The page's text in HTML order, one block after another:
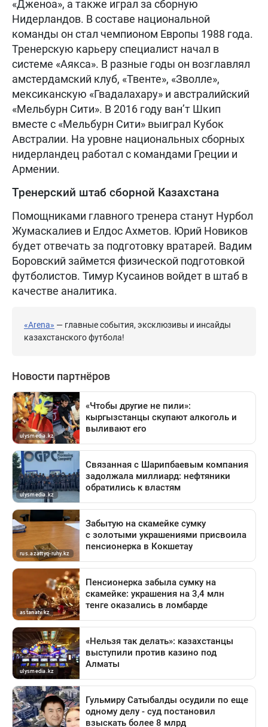
«Дженоа», а также играл за сборную
Нидерландов. В составе национальной
команды он стал чемпионом Европы 1988 года.
Тренерскую карьеру специалист начал в
системе «Аякса». В разные годы он возглавлял
амстердамский клуб, «Твенте», «Зволле»,
мексиканскую «Гвадалахару» и австралийский
«Мельбурн Сити». В 2016 году ван’т Шкип
вместе с «Мельбурн Сити» выиграл Кубок
Австралии. На уровне национальных сборных
нидерландец работал с командами Греции и
Армении.
Тренерский штаб сборной Казахстана
Помощниками главного тренера станут Нурбол
Жумаскалиев и Елдос Ахметов. Юрий Новиков
будет отвечать за подготовку вратарей. Вадим
Боровский займется физической подготовкой
футболистов. Тимур Кусаинов войдет в штаб в
качестве аналитика.
«Arena» — главные события, эксклюзивы и инсайды
казахстанского футбола!